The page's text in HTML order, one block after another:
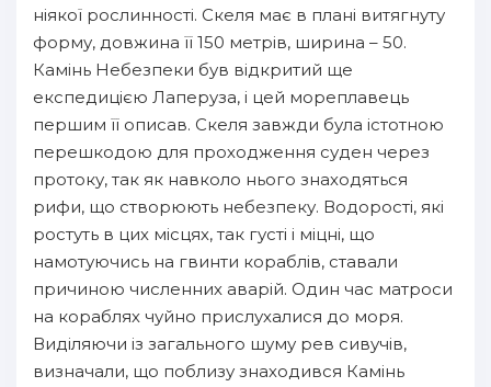
ніякої рослинності. Скеля має в плані витягнуту
форму, довжина її 150 метрів, ширина – 50.
Камінь Небезпеки був відкритий ще
експедицією Лаперуза, і цей мореплавець
першим її описав. Скеля завжди була істотною
перешкодою для проходження суден через
протоку, так як навколо нього знаходяться
рифи, що створюють небезпеку. Водорості, які
ростуть в цих місцях, так густі і міцні, що
намотуючись на гвинти кораблів, ставали
причиною численних аварій. Один час матроси
на кораблях чуйно прислухалися до моря.
Виділяючи із загального шуму рев сивучів,
визначали, що поблизу знаходився Камінь